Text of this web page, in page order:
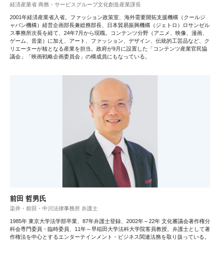
経済産業省 商務・サービスグループ文化創造産業課長
2001年経済産業省入省。ファッション政策室、海外需要開拓支援機構（クールジ
ャパン機構）経営企画部長兼総務部長、日本貿易振興機構（ジェトロ）ロサンゼル
ス事務所次長を経て、24年7月から現職。コンテンツ分野（アニメ、映像、漫画、
ゲーム、音楽）に加え、アート、ファッション、デザイン、伝統的工芸品など、ク
リエーターが核となる産業を担当。政府が9月に設置した「コンテンツ産業官民協
議会」「映画戦略企画委員会」の構成員にもなっている。
前田 哲男氏
染井・前田・中川法律事務所 弁護士
1985年 東京大学法学部卒業、87年弁護士登録、2002年～22年 文化審議会著作権分
科会専門委員・臨時委員、11年～早稲田大学法科大学院客員教授。弁護士として著
作権法を中心とするエンターテインメント・ビジネス関連法務を取り扱っている。